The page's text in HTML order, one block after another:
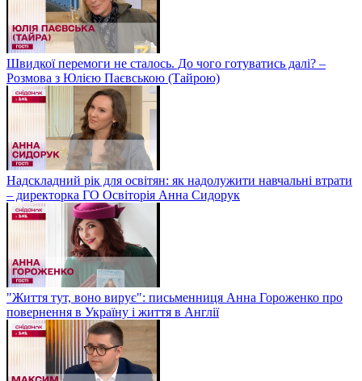
Швидкої перемоги не сталось. До чого готуватись далі? –
Розмова з Юлією Паєвською (Тайрою)
Надскладний рік для освітян: як надолужити навчальні втрати
– директорка ГО Освіторія Анна Сидорук
"Життя тут, воно вирує": письменниця Анна Гороженко про
повернення в Україну і життя в Англії